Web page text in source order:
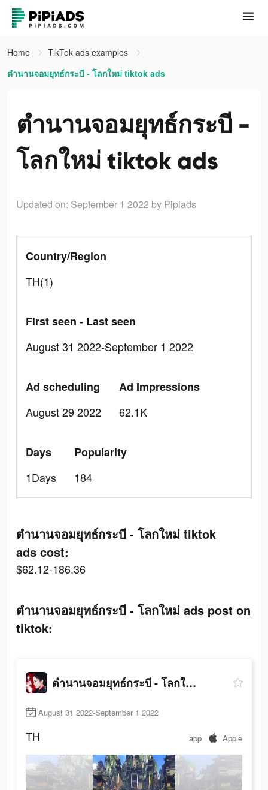
Home
TikTok ads examples
ตำนานจอมยุทธ์กระบี - โลกใหม่ tiktok ads
ตำนานจอมยุทธ์กระบี -
โลกใหม่ tiktok ads
Updated on: September 1 2022 by Pipiads
Country/Region
TH(1)
First seen - Last seen
August 31 2022-September 1 2022
Ad scheduling
August 29 2022
Ad Impressions
62.1K
Days
1Days
Popularity
184
ตำนานจอมยุทธ์กระบี - โลกใหม่ tiktok
ads cost:
$62.12-186.36
ตำนานจอมยุทธ์กระบี - โลกใหม่ ads post on
tiktok:
ตำนานจอมยุทธ์กระบี - โลกใหม่
August 31 2022-September 1 2022
TH app Apple